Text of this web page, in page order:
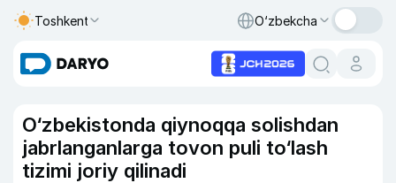
Toshkent O‘zbekcha
O‘zbekistonda qiynoqqa solishdan
jabrlanganlarga tovon puli to‘lash
tizimi joriy qilinadi